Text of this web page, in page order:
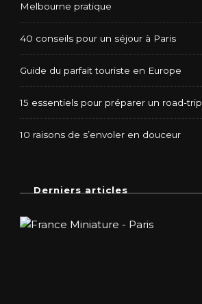
Melbourne pratique
40 conseils pour un séjour à Paris
Guide du parfait touriste en Europe
15 essentiels pour préparer un road-trip
10 raisons de s’envoler en douceur
Derniers articles